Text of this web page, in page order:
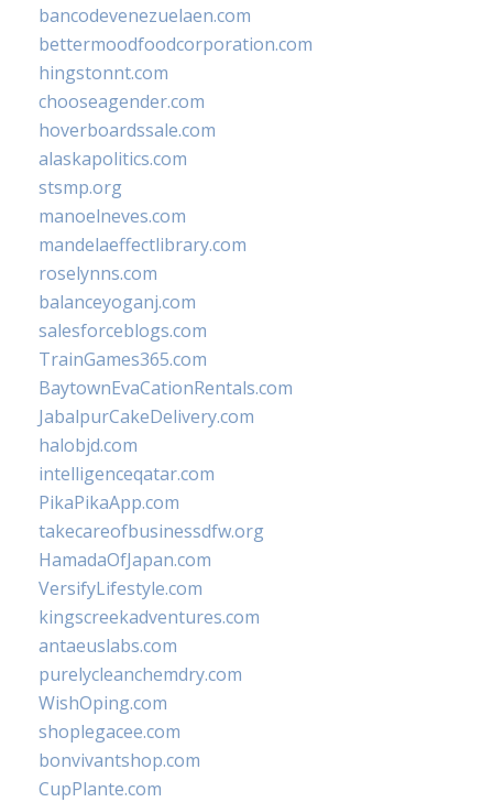
bancodevenezuelaen.com
bettermoodfoodcorporation.com
hingstonnt.com
chooseagender.com
hoverboardssale.com
alaskapolitics.com
stsmp.org
manoelneves.com
mandelaeffectlibrary.com
roselynns.com
balanceyoganj.com
salesforceblogs.com
TrainGames365.com
BaytownEvaCationRentals.com
JabalpurCakeDelivery.com
halobjd.com
intelligenceqatar.com
PikaPikaApp.com
takecareofbusinessdfw.org
HamadaOfJapan.com
VersifyLifestyle.com
kingscreekadventures.com
antaeuslabs.com
purelycleanchemdry.com
WishOping.com
shoplegacee.com
bonvivantshop.com
CupPlante.com